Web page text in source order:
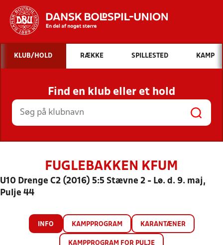
Hvad vil du søge efter?
INDHOLD OG NYHEDER
STILLINGER, RESULTATER, KLUBBER OG
HOLD
KLUB/HOLD RÆKKE SPILLESTED KAMP
Find en klub eller et hold
FUGLEBAKKEN KFUM
U10 Drenge C2 (2016) 5:5 Stævne 2 - Lø. d. 9. maj,
Pulje 44
INFO KAMPPROGRAM KARANTÆNER
KAMPPROGRAM FOR PULJE